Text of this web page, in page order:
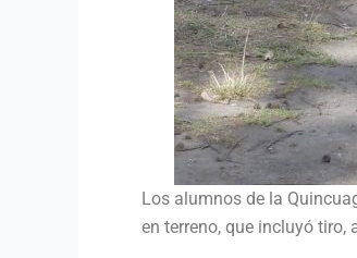
Los alumnos de la
en terreno, que incluyó tiro,